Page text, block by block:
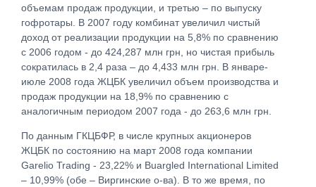
объемам продаж продукции, и третью – по выпуску
гофротары. В 2007 году комбинат увеличил чистый
доход от реализации продукции на 5,8% по сравнению
с 2006 годом - до 424,287 млн грн, но чистая прибыль
сократилась в 2,4 раза – до 4,433 млн грн. В январе-
июле 2008 года ЖЦБК увеличил объем производства и
продаж продукции на 18,9% по сравнению с
аналогичным периодом 2007 года - до 263,6 млн грн.
По данным ГКЦБФР, в числе крупных акционеров
ЖЦБК по состоянию на март 2008 года компании
Garelio Trading - 23,22% и Buargled International Limited
– 10,99% (обе – Виргинские о-ва). В то же время, по